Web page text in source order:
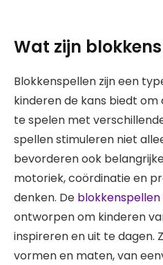
Wat zijn
Blokkenspellen zijn een
kinderen de kans biedt
te spelen met
spellen stimuleren niet
bevorderen ook
motoriek, coördinatie en
denken. De
ontworpen om kinderen
inspireren en uit te dagen.
vormen en maten, van